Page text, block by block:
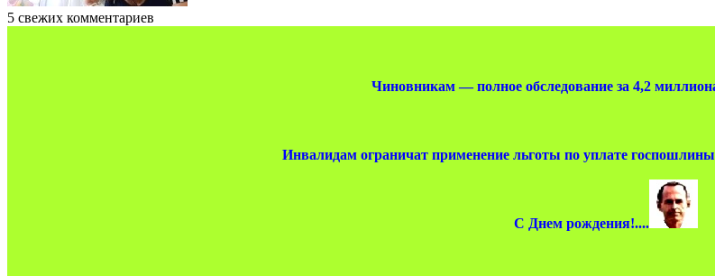
5 свежих комментариев
Чиновникам — полное обследование за 4,2
Инвалидам ограничат применение льготы по уплате
С Днем рождения!....